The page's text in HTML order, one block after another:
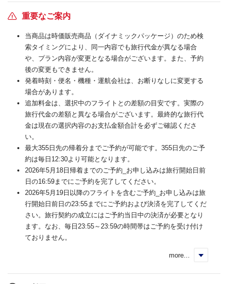
重要なご案内
当商品は時価販売商品（ダイナミックパッケージ）のため検
索タイミングにより、同一内容でも旅行代金が異なる場合
や、プラン内容が変更となる場合がございます。また、予約
後の変更もできません。
発着時刻・便名・機種・運航会社は、お断りなしに変更する
場合があります。
追加料金は、選択中のフライトとの差額の目安です。実際の
旅行代金の差額と異なる場合がございます。最終的な旅行代
金は現在の選択内容のお支払金額合計を必ずご確認くださ
い。
最大355日先の帰着分までご予約が可能です。355日先のご予
約は毎日12:30より可能となります。
2026年5月18日帰着までのご予約_お申し込みは旅行開始日前
日の16:59までにご予約を完了してください。
2026年5月19日以降のフライトを含むご予約_お申し込みは旅
行開始日前日の23:55までにご予約および決済を完了してくだ
さい。旅行契約の成立にはご予約当日中の決済が必要となり
ます。なお、毎日23:55～23:59の時間帯はご予約を受け付け
ておりません。
more...